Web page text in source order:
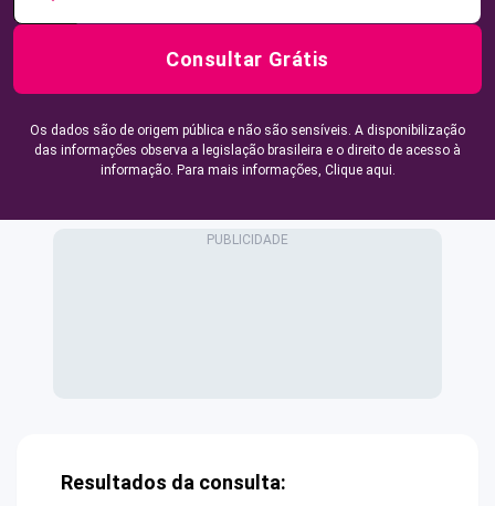
Consultar Grátis
Os dados são de origem pública e não são sensíveis. A disponibilização
das informações observa a legislação brasileira e o direito de acesso à
informação. Para mais informações, Clique aqui.
Resultados da consulta: